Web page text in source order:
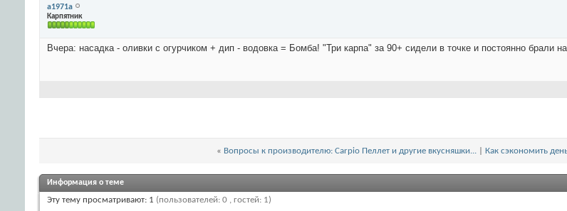
a1971a
Карпятник
Вчера: насадка - оливки с огурчиком + дип - водовка = Бомба! "Три карпа" за 90+ сидели в точке и постоянно брали
« Вопросы к производителю: Carpio Пеллет и другие вкусняшки... Как сэкономить
Информация о теме
Эту тему просматривают: 1 (пользователей: 0 , гостей: 1)